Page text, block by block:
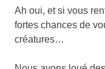
Ah oui, et si vous
fortes chances de
créatures…